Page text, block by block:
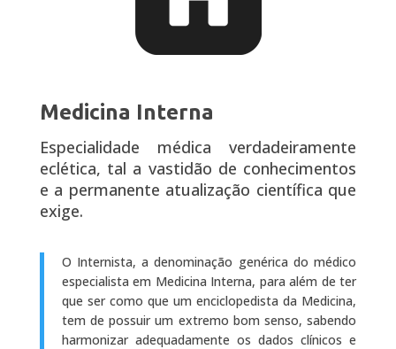
Medicina Interna
Especialidade médica verdadeiramente
eclética, tal a vastidão de conhecimentos
e a permanente atualização científica que
exige.
O Internista, a denominação genérica do médico
especialista em Medicina Interna, para além de ter
que ser como que um enciclopedista da Medicina,
tem de possuir um extremo bom senso, sabendo
harmonizar adequadamente os dados clínicos e